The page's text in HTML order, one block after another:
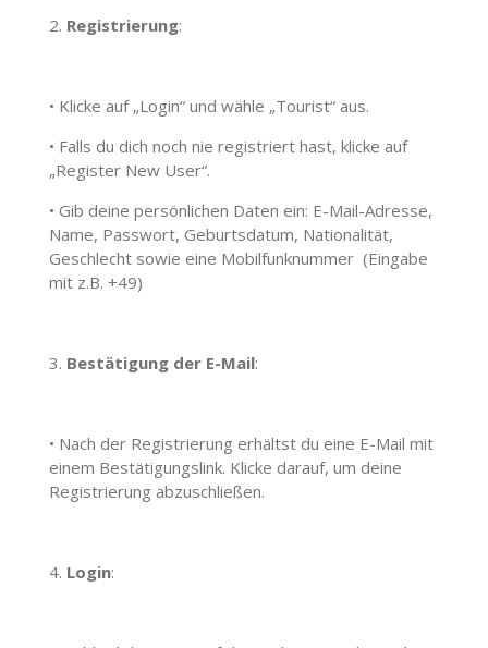
2. Registrierung:
• Klicke auf „Login“ und wähle „Tourist“ aus.
• Falls du dich noch nie registriert hast, klicke auf
„Register New User“.
• Gib deine persönlichen Daten ein: E-Mail-Adresse,
Name, Passwort, Geburtsdatum, Nationalität,
Geschlecht sowie eine Mobilfunknummer (Eingabe
mit z.B. +49)
3. Bestätigung der E-Mail:
• Nach der Registrierung erhältst du eine E-Mail mit
einem Bestätigungslink. Klicke darauf, um deine
Registrierung abzuschließen.
4. Login: